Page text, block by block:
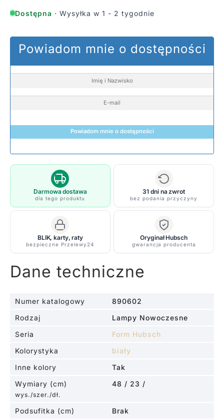
Dostępna · Wysyłka w 1 - 2 tygodnie
Powiadom mnie o dostępności
Powiadom mnie o dostępności
Darmowa dostawa
dla tego produktu
31 dni na zwrot
bez podania przyczyny
BLIK, karty, raty
bezpieczne Przelewy24
Oryginał Hubsch
gwarancja producenta
Dane techniczne
Numer katalogowy
890602
Rodzaj
Lampy Nowoczesne
Seria
Form Hubsch
Kolorystyka
biały
Inne kolory
Tak
Wymiary (cm)
wys./szer./dł.
48 / 23 /
Podsufitka (cm) Brak